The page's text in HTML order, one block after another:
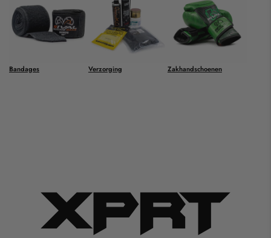
Bandages Verzorging Zakhandschoenen